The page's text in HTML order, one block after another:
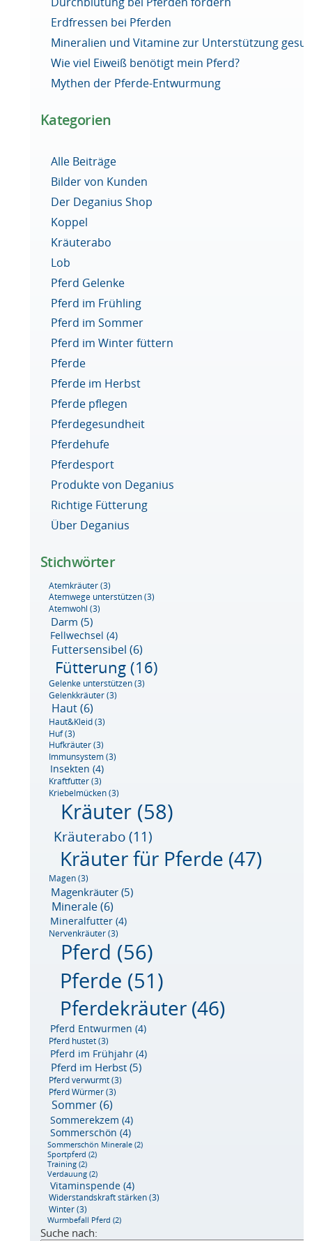
Erdfressen bei Pferden
Mineralien und Vitamine zur Unterstützung
Wie viel Eiweiß benötigt mein Pferd?
Mythen der Pferde-Entwurmung
Kategorien
Alle Beiträge
Bilder von Kunden
Der Deganius Shop
Koppel
Kräuterabo
Lob
Pferd Gelenke
Pferd im Frühling
Pferd im Sommer
Pferd im Winter füttern
Pferde
Pferde im Herbst
Pferde pflegen
Pferdegesundheit
Pferdehufe
Pferdesport
Produkte von Deganius
Richtige Fütterung
Über Deganius
Stichwörter
Atemkräuter(3)
Atemwege unterstützen(3)
Atemwohl (3)
Darm (5)
Fellwechsel (4)
Futtersensibel (6)
Fütterung (16)
Gelenke unterstützen(3)
Gelenkkräuter(3)
Haut(6)
Haut&Kleid(3)
Huf(3)
Hufkräuter(3)
Immunsystem(3)
Insekten (4)
Kraftfutter(3)
Kriebelmücken(3)
Kräuter (58)
Kräuterabo(11)
Kräuter für Pferde (47)
Magen(3)
Magenkräuter(5)
Minerale(6)
Mineralfutter(4)
Nervenkräuter(3)
Pferd (56)
Pferde (51)
Pferdekräuter(46)
Pferd Entwurmen (4)
Pferd hustet(3)
Pferd im Frühjahr(4)
Pferd im Herbst(5)
Pferd verwurmt(3)
Pferd Würmer(3)
Sommer(6)
Sommerekzem (4)
Sommerschön (4)
Sommerschön Minerale (2)
Sportpferd (2)
Training (2)
Verdauung (2)
Vitaminspende(4)
Widerstandskraft stärken(3)
Winter(3)
Wurmbefall Pferd (2)
Suche nach: